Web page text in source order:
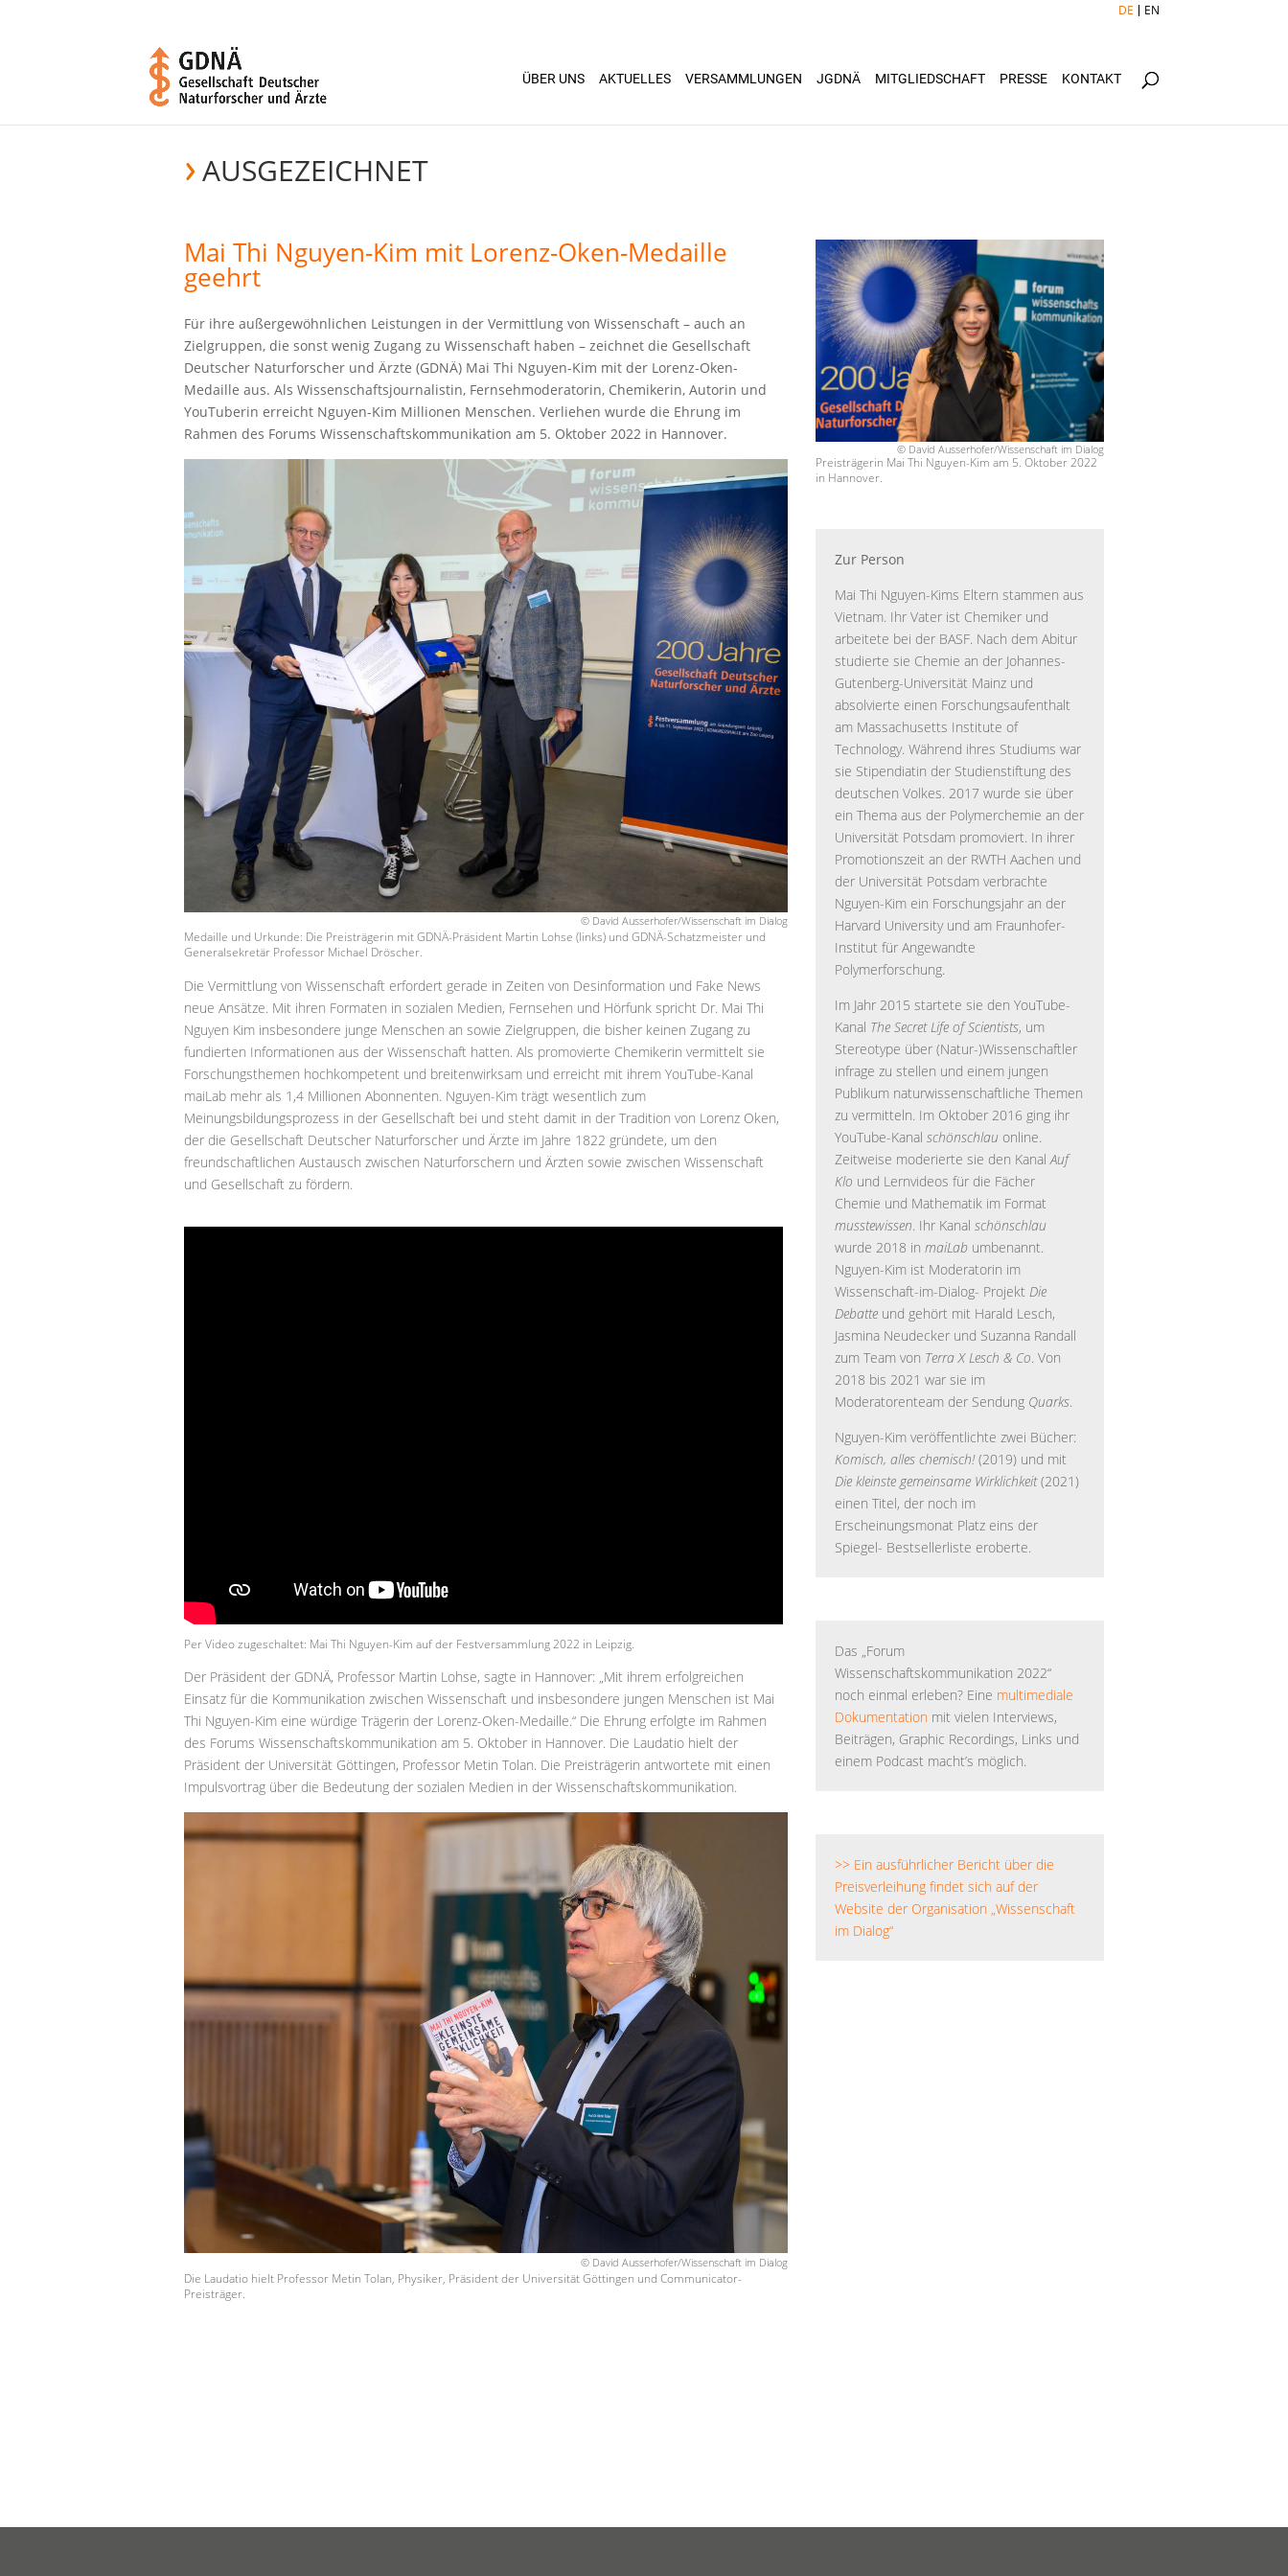
DE EN
ÜBER UNS AKTUELLES VERSAMMLUNGEN JGDNÄ MITGLIEDSCHAFT PRESSE KONTAKT
AUSGEZEICHNET
Mai Thi Nguyen-Kim mit Lorenz-Oken-Medaille
geehrt
Für ihre außergewöhnlichen Leistungen in der Vermittlung von Wissenschaft – auch an
Zielgruppen, die sonst wenig Zugang zu Wissenschaft haben – zeichnet die Gesellschaft
Deutscher Naturforscher und Ärzte (GDNÄ) Mai Thi Nguyen-Kim mit der Lorenz-Oken-
Medaille aus. Als Wissenschaftsjournalistin, Fernsehmoderatorin, Chemikerin, Autorin und
YouTuberin erreicht Nguyen-Kim Millionen Menschen. Verliehen wurde die Ehrung im
Rahmen des Forums Wissenschaftskommunikation am 5. Oktober 2022 in Hannover.
© David Ausserhofer/Wissenschaft im Dialog
Medaille und Urkunde: Die Preisträgerin mit GDNÄ-Präsident Martin Lohse (links) und GDNÄ-Schatzmeister und
Generalsekretär Professor Michael Dröscher.
Die Vermittlung von Wissenschaft erfordert gerade in Zeiten von Desinformation und Fake News
neue Ansätze. Mit ihren Formaten in sozialen Medien, Fernsehen und Hörfunk spricht Dr. Mai Thi
Nguyen Kim insbesondere junge Menschen an sowie Zielgruppen, die bisher keinen Zugang zu
fundierten Informationen aus der Wissenschaft hatten. Als promovierte Chemikerin vermittelt sie
Forschungsthemen hochkompetent und breitenwirksam und erreicht mit ihrem YouTube-Kanal
maiLab mehr als 1,4 Millionen Abonnenten. Nguyen-Kim trägt wesentlich zum
Meinungsbildungsprozess in der Gesellschaft bei und steht damit in der Tradition von Lorenz Oken,
der die Gesellschaft Deutscher Naturforscher und Ärzte im Jahre 1822 gründete, um den
freundschaftlichen Austausch zwischen Naturforschern und Ärzten sowie zwischen Wissenschaft
und Gesellschaft zu fördern.
Per Video zugeschaltet: Mai Thi Nguyen-Kim auf der Festversammlung 2022 in Leipzig.
Der Präsident der GDNÄ, Professor Martin Lohse, sagte in Hannover: „Mit ihrem erfolgreichen
Einsatz für die Kommunikation zwischen Wissenschaft und insbesondere jungen Menschen ist Mai
Thi Nguyen-Kim eine würdige Trägerin der Lorenz-Oken-Medaille.“ Die Ehrung erfolgte im Rahmen
des Forums Wissenschaftskommunikation am 5. Oktober in Hannover. Die Laudatio hielt der
Präsident der Universität Göttingen, Professor Metin Tolan. Die Preisträgerin antwortete mit einen
Impulsvortrag über die Bedeutung der sozialen Medien in der Wissenschaftskommunikation.
© David Ausserhofer/Wissenschaft im Dialog
Die Laudatio hielt Professor Metin Tolan, Physiker, Präsident der Universität Göttingen und Communicator-
Preisträger.
© David Ausserhofer/Wissenschaft im Dialog
Preisträgerin Mai Thi Nguyen-Kim am 5. Oktober 2022
in Hannover.
Zur Person
Mai Thi Nguyen-Kims Eltern stammen aus
Vietnam. Ihr Vater ist Chemiker und
arbeitete bei der BASF. Nach dem Abitur
studierte sie Chemie an der Johannes-
Gutenberg-Universität Mainz und
absolvierte einen Forschungsaufenthalt
am Massachusetts Institute of
Technology. Während ihres Studiums war
sie Stipendiatin der Studienstiftung des
deutschen Volkes. 2017 wurde sie über
ein Thema aus der Polymerchemie an der
Universität Potsdam promoviert. In ihrer
Promotionszeit an der RWTH Aachen und
der Universität Potsdam verbrachte
Nguyen-Kim ein Forschungsjahr an der
Harvard University und am Fraunhofer-
Institut für Angewandte
Polymerforschung.
Im Jahr 2015 startete sie den YouTube-
Kanal The Secret Life of Scientists, um
Stereotype über (Natur-)Wissenschaftler
infrage zu stellen und einem jungen
Publikum naturwissenschaftliche Themen
zu vermitteln. Im Oktober 2016 ging ihr
YouTube-Kanalschönschlau online.
Zeitweise moderierte sie den KanalAuf
Klo und Lernvideos für die Fächer
Chemie und Mathematik im Format
musstewissen. Ihr Kanalschönschlau
wurde 2018 inmaiLab umbenannt.
Nguyen-Kim ist Moderatorin im
Wissenschaft-im-Dialog- ProjektDie
Debatte und gehört mit Harald Lesch,
Jasmina Neudecker und Suzanna Randall
zum Team von Terra X Lesch & Co. Von
2018 bis 2021 war sie im
Moderatorenteam der Sendung Quarks.
Nguyen-Kim veröffentlichte zwei Bücher:
Komisch, alles chemisch!(2019) und mit
Die kleinste gemeinsame Wirklichkeit(2021)
einen Titel, der noch im
Erscheinungsmonat Platz eins der
Spiegel- Bestsellerliste eroberte.
Das „Forum
Wissenschaftskommunikation 2022“
noch einmal erleben? Eine multimediale
Dokumentation mit vielen Interviews,
Beiträgen, Graphic Recordings, Links und
einem Podcast macht’s möglich.
>> Ein ausführlicher Bericht über die
Preisverleihung findet sich auf der
Website der Organisation „Wissenschaft
im Dialog“